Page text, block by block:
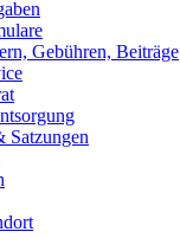
Gebühren, Beiträge
Satzungen